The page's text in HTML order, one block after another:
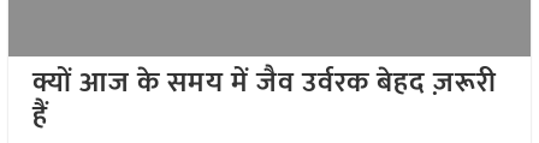
क्यों आज के समय में जैव उर्वरक बेहद ज़रूरी
हैं